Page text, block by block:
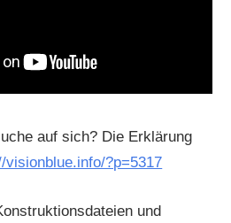
auf sich? Die Erklärung
visionblue.info/?p=5317
und